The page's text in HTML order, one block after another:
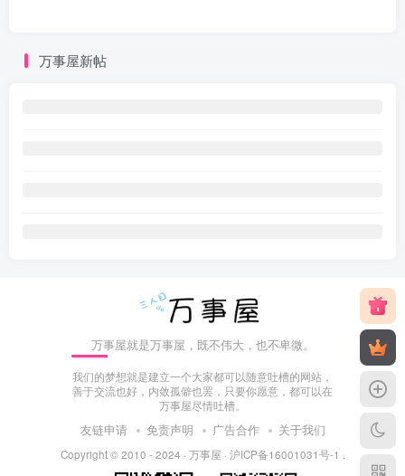
万事屋新帖
万事屋就是万事屋，既不伟大，也不卑微。
我们的梦想就是建立一个大家都可以随意吐槽的网站，
善于交流也好，内敛孤僻也罢，只要你愿意，都可以在
万事屋尽情吐槽。
友链申请 免责声明 广告合作 关于我们
Copyright © 2010 - 2024 · 万事屋 · 沪ICP备16001031号-1 .